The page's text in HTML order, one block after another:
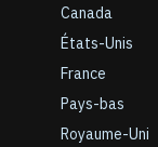
Canada
États-Unis
France
Pays-bas
Royaume-Uni